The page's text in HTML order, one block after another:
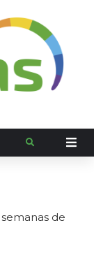
de